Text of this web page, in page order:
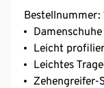
Bestellnummer:
Leicht
Leichtes
Zehengreifer-